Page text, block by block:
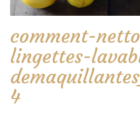
comment-
lingettes-
4